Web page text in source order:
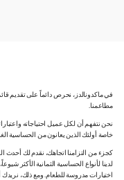
في ماكدونالدز، نحرص دائماً على تقديم
مطاعمنا.
نحن نتفهم أن لكل عميل احتياجاته
خاصة أولئك الذين يعانون من الحساسية
كجزء من التزامنا اتجاهك، نقدم لك أحدث
لدينا لأنواع الحساسية الثمانية الأكثر
اختيارات مدروسة للطعام. ومع ذلك،